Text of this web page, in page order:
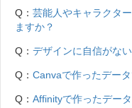
Q： 芸能人やキャラクタ
ますか？
Q： デザインに自信がな
Q： Canvaで作ったデー
Q： Affinityで作ったデー